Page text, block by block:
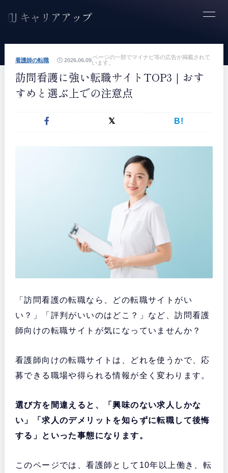
ページの一部でマイナビ等の広告が掲載されて
います。
看護師の転職 2026.06.09
訪問看護に強い転職サイトTOP3｜おす
すめと選ぶ上での注意点
B!
「訪問看護の転職なら、どの転職サイトがい
い？」「評判がいいのはどこ？」など、訪問看護
師向けの転職サイトが気になっていませんか？
看護師向けの転職サイトは、どれを使うかで、応
募できる職場や得られる情報が全く変わります。
選び方を間違えると、「興味のない求人しかな
い」「求人のデメリットを知らずに転職して後悔
する」といった事態になります。
このページでは、看護師として10年以上働き、転